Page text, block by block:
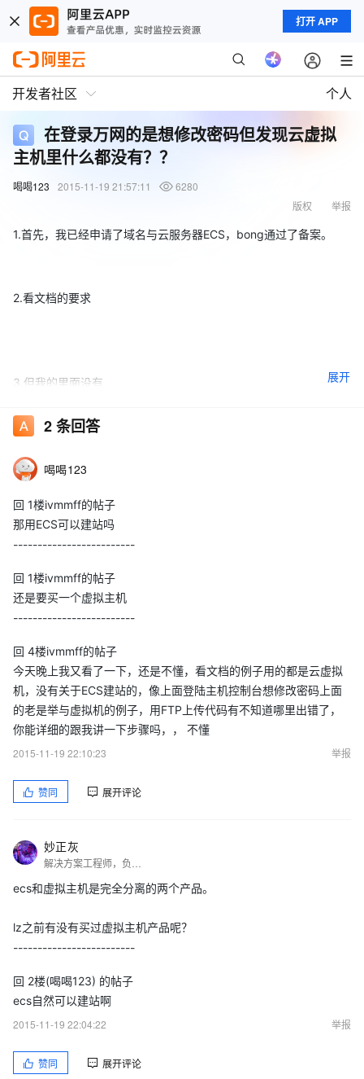
打开 APP
开发者社区 个人
在登录万网的是想修改密码但发现云虚拟
主机里什么都没有？？
喝喝123 2015-11-19 21:57:11
6280
举报
版权
1.首先，我已经申请了域名与云服务器ECS，bong通过了备案。
2.看文档的要求
3.但我的里面没有
4.主页里
5.然后我就登录不了万网的主机管理
有什么不对吗？？
展开
2条回答
喝喝123
回 1楼ivmmff的帖子
那用ECS可以建站吗
-------------------------
回 1楼ivmmff的帖子
还是要买一个虚拟主机
-------------------------
回 4楼ivmmff的帖子
今天晚上我又看了一下，还是不懂，看文档的例子用的都是云虚拟
机，没有关于ECS建站的，像上面登陆主机控制台想修改密码上面
的老是举与虚拟机的例子，用FTP上传代码有不知道哪里出错了，
你能详细的跟我讲一下步骤吗，， 不懂
2015-11-19 22:10:23
举报
赞同 展开评论
妙正灰
ecs和虚拟主机是完全分离的两个产品。
lz之前有没有买过虚拟主机产品呢？
-------------------------
回 2楼(喝喝123) 的帖子
ecs自然可以建站啊
2015-11-19 22:04:22
举报
赞同 展开评论